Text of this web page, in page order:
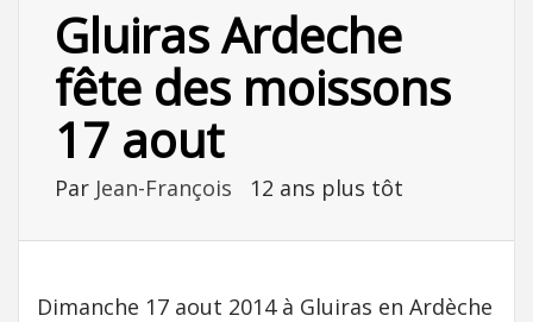
Gluiras Ardeche
fête des moissons
17 aout
Par Jean-François 12 ans plus tôt
Dimanche 17 aout 2014 à Gluiras en Ardèche